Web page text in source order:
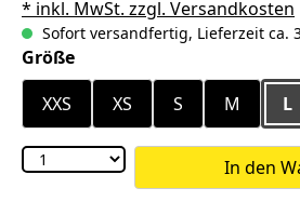
* inkl. MwSt. zzgl. Versandkosten
Sofort versandfertig, Lieferzeit ca.
Größeauswählen
XXS
XS S M L
In den